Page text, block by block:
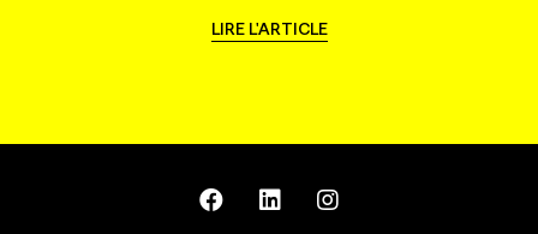
LIRE L'ARTICLE